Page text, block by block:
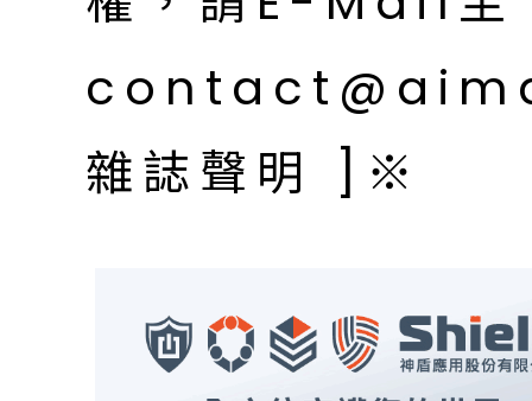
雜誌聲明 ]※